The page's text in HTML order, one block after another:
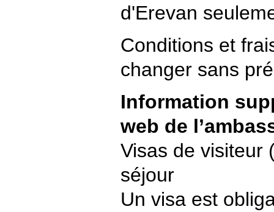
d'Erevan
Conditions et
changer sans
Information
web de
Visas de visiteur
séjour
Un visa est